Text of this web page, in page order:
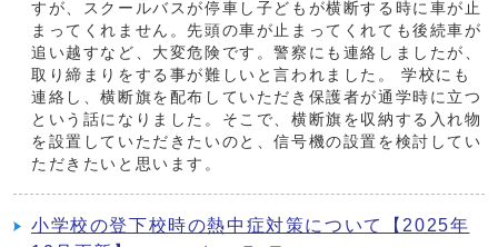
すが、スクールバスが停車し子どもが横断する時に車が止
まってくれません。先頭の車が止まってくれても後続車が
追い越すなど、大変危険です。警察にも連絡しましたが、
取り締まりをする事が難しいと言われました。 学校にも
連絡し、横断旗を配布していただき保護者が通学時に立つ
という話になりました。そこで、横断旗を収納する入れ物
を設置していただきたいのと、信号機の設置を検討してい
ただきたいと思います。
小学校の登下校時の熱中症対策について【2025年